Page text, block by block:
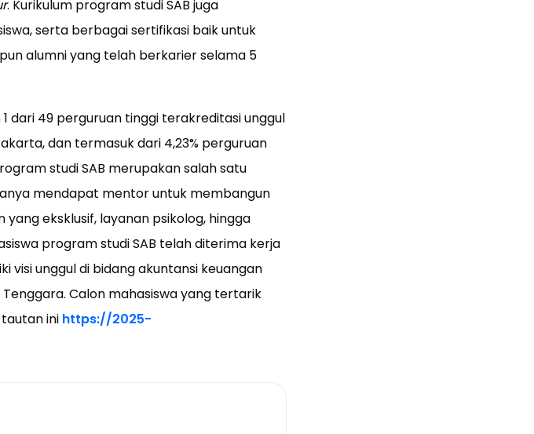
. Kurikulum program studi SAB juga
serta berbagai sertifikasi baik untuk
alumni yang telah berkarier selama 5
dari 49 perguruan tinggi terakreditasi unggul
dan termasuk dari 4,23% perguruan
studi SAB merupakan salah satu
mendapat mentor untuk membangun
eksklusif, layanan psikolog, hingga
program studi SAB telah diterima kerja
visi unggul di bidang akuntansi keuangan
Calon mahasiswa yang tertarik
ini https://2025-